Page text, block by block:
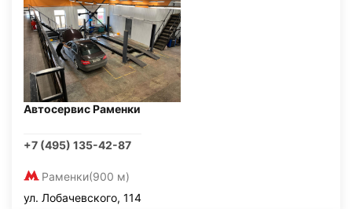
Автосервис Раменки
+7 (495) 135-42-87
Раменки(900 м)
ул. Лобачевского, 114